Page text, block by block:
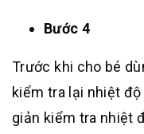
Bước 4
Trước khi cho bé
kiểm tra lại nhiệt
giản kiểm tra nhiệt